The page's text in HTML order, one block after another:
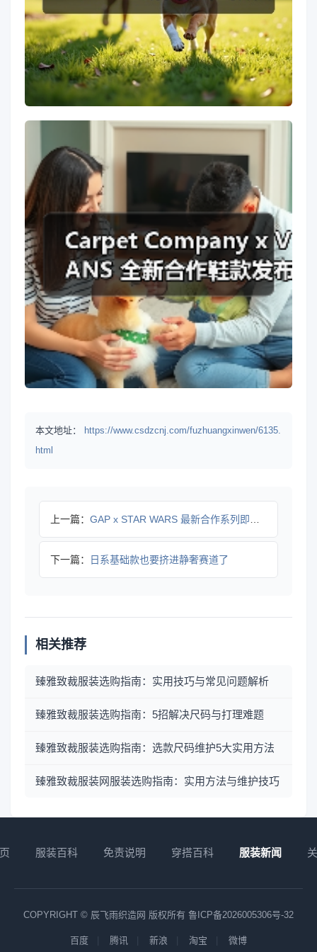
本文地址：
https://www.csdzcnj.com/fuzhuangxinwen/6135.
html
上一篇： GAP x STAR WARS 最新合作系列即将发售
下一篇： 日系基础款也要挤进静奢赛道了
相关推荐
臻雅致裁服装选购指南：实用技巧与常见问题解析
臻雅致裁服装选购指南：5招解决尺码与打理难题
臻雅致裁服装选购指南：选款尺码维护5大实用方法
臻雅致裁服装网服装选购指南：实用方法与维护技巧
服装百科 免责说明 穿搭百科 服装新闻
COPYRIGHT © 辰飞雨织造网 版权所有 鲁ICP备2026005306号-32
百度 腾讯 新浪 淘宝 微博